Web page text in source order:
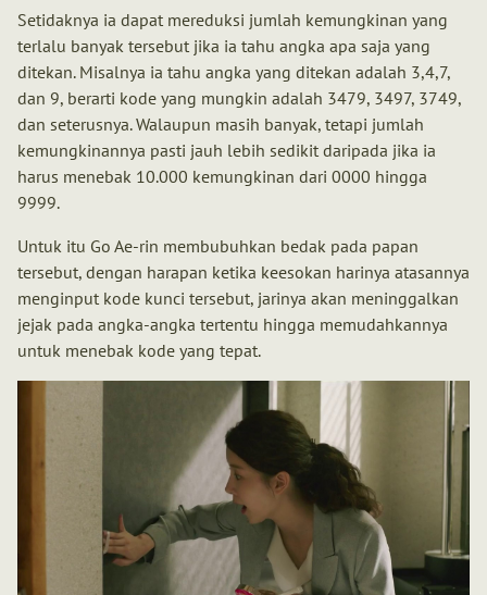
Setidaknya ia dapat mereduksi jumlah kemungkinan yang
terlalu banyak tersebut jika ia tahu angka apa saja yang
ditekan. Misalnya ia tahu angka yang ditekan adalah 3,4,7,
dan 9, berarti kode yang mungkin adalah 3479, 3497, 3749,
dan seterusnya. Walaupun masih banyak, tetapi jumlah
kemungkinannya pasti jauh lebih sedikit daripada jika ia
harus menebak 10.000 kemungkinan dari 0000 hingga
9999.
Untuk itu Go Ae-rin membubuhkan bedak pada papan
tersebut, dengan harapan ketika keesokan harinya atasannya
menginput kode kunci tersebut, jarinya akan meninggalkan
jejak pada angka-angka tertentu hingga memudahkannya
untuk menebak kode yang tepat.